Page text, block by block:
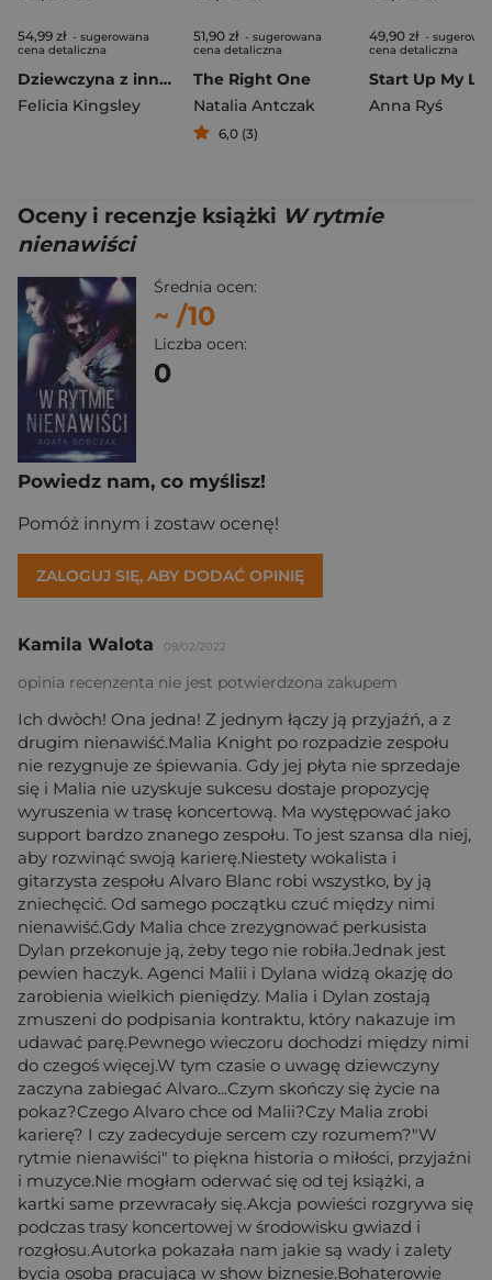
54,99 zł - sugerowana
cena detaliczna
Dziewczyna z innej epoki
Felicia Kingsley
51,90 zł - sugerowana
cena detaliczna
The Right One
Natalia Antczak
6,0 (3)
49,90 zł -
cena detaliczna
Start Up My
Anna Ryś
Oceny i recenzje książki W rytmie
nienawiści
Średnia ocen:
~ /10
Liczba ocen:
0
Powiedz nam, co myślisz!
Pomóż innym i zostaw ocenę!
ZALOGUJ SIĘ, ABY DODAĆ OPINIĘ
Kamila Walota 09/02/2022
opinia recenzenta nie jest potwierdzona zakupem
Ich dwòch! Ona jedna! Z jednym łączy ją przyjaźń, a z
drugim nienawiść.Malia Knight po rozpadzie zespołu
nie rezygnuje ze śpiewania. Gdy jej płyta nie sprzedaje
się i Malia nie uzyskuje sukcesu dostaje propozycję
wyruszenia w trasę koncertową. Ma występować jako
support bardzo znanego zespołu. To jest szansa dla niej,
aby rozwinąć swoją karierę.Niestety wokalista i
gitarzysta zespołu Alvaro Blanc robi wszystko, by ją
zniechęcić. Od samego początku czuć między nimi
nienawiść.Gdy Malia chce zrezygnować perkusista
Dylan przekonuje ją, żeby tego nie robiła.Jednak jest
pewien haczyk. Agenci Malii i Dylana widzą okazję do
zarobienia wielkich pieniędzy. Malia i Dylan zostają
zmuszeni do podpisania kontraktu, który nakazuje im
udawać parę.Pewnego wieczoru dochodzi między nimi
do czegoś więcej.W tym czasie o uwagę dziewczyny
zaczyna zabiegać Alvaro...Czym skończy się życie na
pokaz?Czego Alvaro chce od Malii?Czy Malia zrobi
karierę? I czy zadecyduje sercem czy rozumem?"W
rytmie nienawiści" to piękna historia o miłości, przyjaźni
i muzyce.Nie mogłam oderwać się od tej książki, a
kartki same przewracały się.Akcja powieści rozgrywa się
podczas trasy koncertowej w środowisku gwiazd i
rozgłosu.Autorka pokazała nam jakie są wady i zalety
bycia osobą pracującą w show biznesie.Bohaterowie